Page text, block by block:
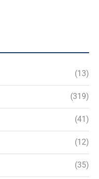
(13)
(319)
(41)
(12)
(35)